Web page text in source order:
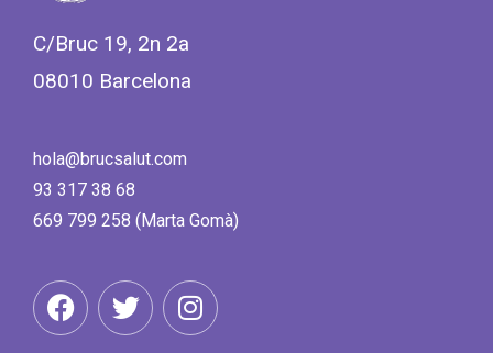
C/Bruc 19, 2n 2a
08010 Barcelona
hola@brucsalut.com
93 317 38 68
669 799 258 (Marta Gomà)